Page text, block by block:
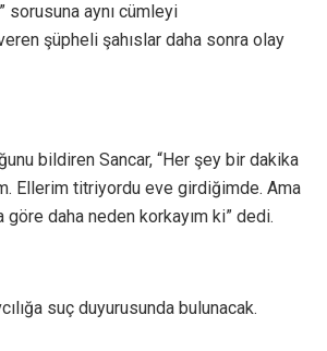
sorusuna aynı cümleyi
şüpheli şahıslar daha sonra olay
bildiren Sancar, “Her şey bir dakika
Ellerim titriyordu eve girdiğimde. Ama
göre daha neden korkayım ki” dedi.
suç duyurusunda bulunacak.